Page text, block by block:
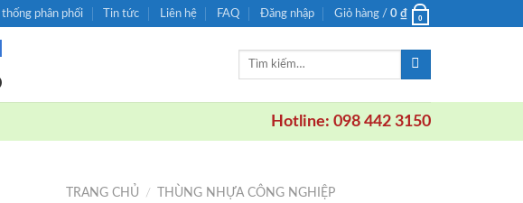
thống phân phối Tin tức Liên hệ FAQ Đăng nhập Giỏ hàng / 0 ₫ 0
Tìm
Hotline: 098 442 3150
TRANG CHỦ / THÙNG NHỰA CÔNG NGHIỆP